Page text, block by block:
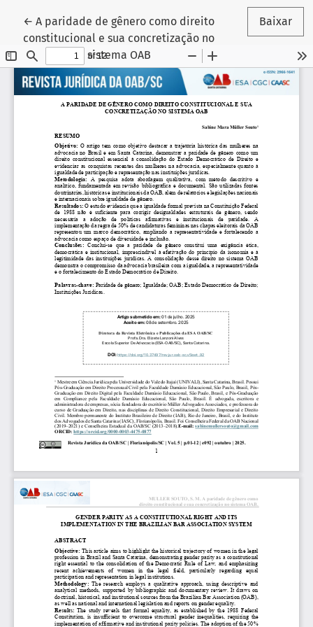
←Voltar aos Detalhes do Artigo
A paridade de gênero como direito
constitucional e sua concretização no
sistema OAB
Baixar